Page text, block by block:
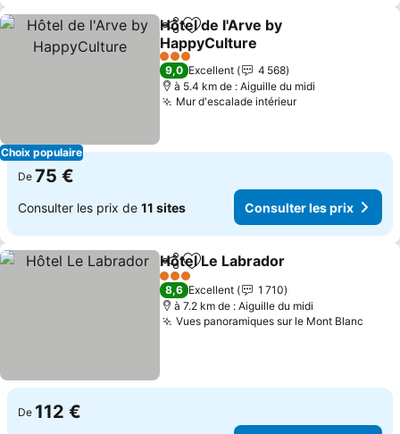
Choix populaire
PartagerAjouter à mes favoris
Hôtel de l'Arve by
HappyCulture
3 Étoiles
9,0 Excellent
4 568
à 5.4 km de : Aiguille du midi
Mur d'escalade intérieur
De 75 €
Consulter les prix de 11 sites Consulter les prix
PartagerAjouter à mes favoris
Hôtel Le Labrador
3 Étoiles
8,6 Excellent
1 710
à 7.2 km de : Aiguille du midi
Vues panoramiques sur le Mont Blanc
De 112 €